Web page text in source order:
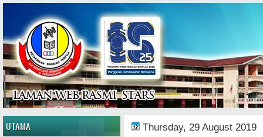
Home
Thursday, 29 August 2019
UTAMA